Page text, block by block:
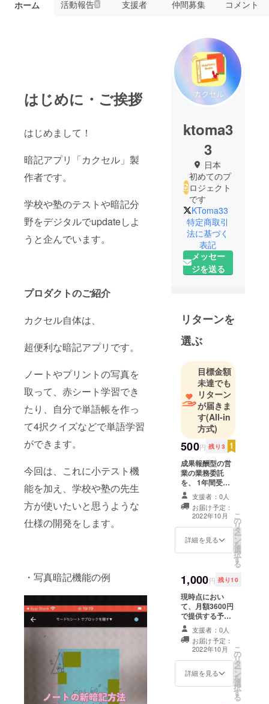
ホーム 活動報告5 支援者 仲間募集 コメント
はじめに・ご挨拶
はじめまして！
暗記アプリ「カクセル」製
作者です。
学校や塾のテストや暗記分
野をデジタルでupdateしよ
うと企んでいます。
プロダクトのご紹介
カクセル自体は、
超便利な暗記アプリです。
ノートやプリントの写真を
取って、赤シート学習でき
たり、自分で単語帳を作っ
て4択クイズなどで単語学習
ができます。
今回は、これに小テスト機
能を加え、学校や塾の先生
方が使いたいと思うような
仕様の開発をします。
・写真暗記機能の例
ktoma3
3
日本
初めてのプ
ロジェクト
です
KToma33
特定商取引
法に基づく
表記
メッセー
ジを送る
リターンを
選ぶ
目標金額
未達でも
リターン
が届きま
す(All-in
方式)
500円 残り3
成果報酬型の営
業の業務委託
を、 1年間受け
る権利です。 紹
介した塾または
学校が、有料プ
ランに加入した
場合、その紹介
による1ヶ月目の
紹介したかの判
定は、契約者の
メールアドレス
での支払い有無
で行う想定な
為、営業後に契
約者のメールア
ドレスを受領す
る必要がありま
が不正と判断し
た場合はNGとし
支援者：0人
お届け予定：
2022年10月
詳細を見る
こ
の
リ
タ
ー
ン
を
選
択
す
る
1,000円 残り10
現時点におい
て、月額3600円
で提供する予定
のtrialプラン
を、1ヶ月無料で
提供します。
【trial plan】(現
時点想定 ・テス
ト機能利用可能
支援者：0人
お届け予定：
2022年10月
詳細を見る
こ
の
リ
タ
ー
ン
を
選
択
す
る